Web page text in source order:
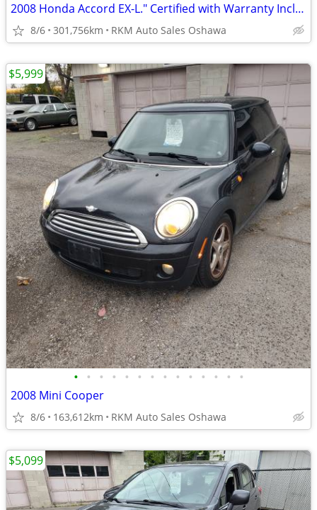
2008 Honda Accord EX-L." Certified with Warranty Included."
8/6 301,756km RKM Auto Sales Oshawa
• • • • • • • • • • • • • •
2008 Mini Cooper
8/6 163,612km RKM Auto Sales Oshawa
$5,999
$5,099